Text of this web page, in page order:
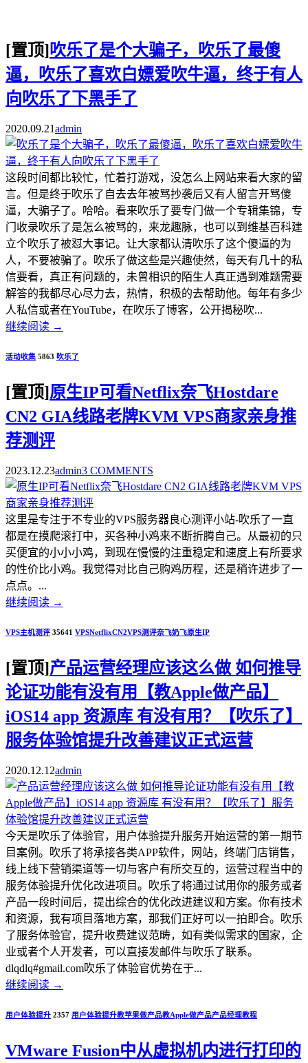
[置顶]吹乐了是个大骗子，吹乐了最傻
逼，吹乐了喜欢白嫖爱吹牛逼，终于有人
向吹乐了下黑手了
2020.09.21admin
这段时间都比较忙，忙着打游戏，没怎么上网站来看大家的留
言。但是终于吹乐了自去去年被骂抄袭后又有人留言开骂傻
逼，大骗子了。哈哈。看来吹乐了要专门做一个专辑集锦，专
门收录吹乐了是怎么被骂的，来龙趣脉，也可以到维基百科建
立个吹乐了被怼大事记。让大家都认清吹乐了这个傻逼的为
人，不要被骗了。吹乐了做这些是兴趣使然，每天有几十的私
信要看，真正有问题的，未曾相识的陌生人真正遇到难题需要
解答的我都尽心尽力去，热情，积极的去帮助他。每年有多少
人私信或者在YouTube，在吹乐了博客，公开揭秘吹...
继续阅读 →
活动收集 5863 吹乐了
[置顶]原生IP可看Netflix奈飞Hostdare
CN2 GIA线路老牌KVM VPS商家亲身推
荐测评
2023.12.23admin3 COMMENTS
这里是专注于不专业的VPS服务器良心测评小站-吹乐了一直
都是在摸爬滚打中，买各种小鸡来不断折腾自己。从最初的只
买便宜的小小小鸡，到现在慢慢的注重稳定和速度上有所要求
的性价比小鸡。我觉得对比自己购鸡历程，还是稍许进步了一
点点。...
继续阅读 →
VPS主机测评 35641 VPSNetflixCN2VPS测评奈飞奶飞原生IP
[置顶]产品运营经理应该这么做 如何推导
论证功能有没有用【教Apple做产品】
iOS14 app 资源库 有没有用？【吹乐了】
服务体验馆提升改善建议正式运营
2020.12.12admin
今天是吹乐了体验官，用户体验提升服务开始运营的第一期节
目案例。吹乐了将承接各类APP软件，网站，终端门店销售，
线上线下营销渠道等一切与客户有所交互的，运营过程当中的
服务体验提升优化改进项目。吹乐了将通过试用你的服务或者
产品一段时间后，提出综合的优化改进建议和方案。你有技术
和资源，我有项目落地方案，那我们正好可以一拍即合。吹乐
了服务体验官，提升收费建议范畴，如有类似需求的国家，企
业或者个人开发者，可以直接发邮件与吹乐了联系。
dlqdlq#gmail.com吹乐了体验官优势在于...
继续阅读 →
用户体验提升 2357 用户体验提升教苹果做产品教Apple做产品产品经理教程
VMware Fusion中从虚拟机内进行打印的